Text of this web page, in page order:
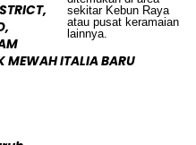
MEWAH ITALIA BARU